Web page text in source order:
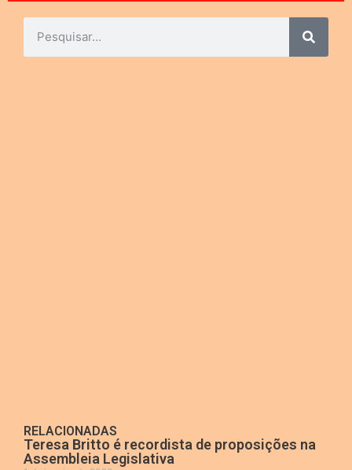
RELACIONADAS
Teresa Britto é recordista de proposições na
Assembleia Legislativa